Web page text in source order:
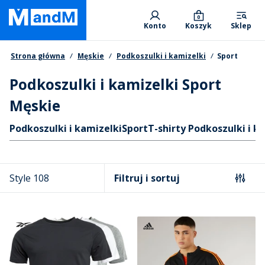
Skip
main
content
Primary departments
Konto Koszyk
0
Sklep
Nawigacja okruszkowa
Strona główna Męskie Podkoszulki i kamizelki Sport
Podkoszulki i kamizelki Sport
Męskie
Skróty
Podkoszulki i kamizelkiSportT-shirty Podkoszulki i
Style 108 Filtruj i sortuj